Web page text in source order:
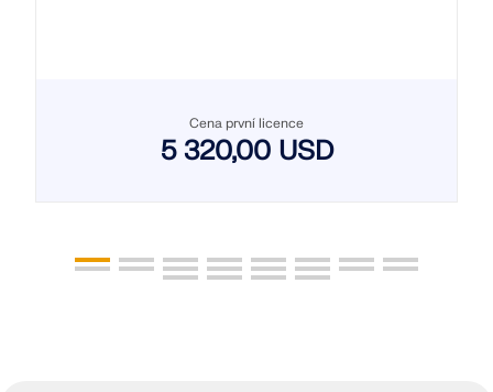
Cena první licence
5 320,00 USD